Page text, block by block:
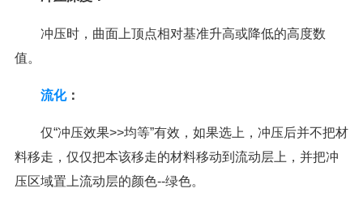
冲压时，曲面上顶点相对基准升高或降低的高度数
值。
流化：
仅“冲压效果>>均等”有效，如果选上，冲压后并不把材
料移走，仅仅把本该移走的材料移动到流动层上，并把冲
压区域置上流动层的颜色--绿色。